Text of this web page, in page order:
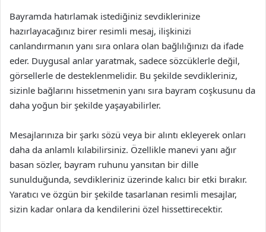
Bayramda hatırlamak istediğiniz sevdiklerinize
hazırlayacağınız birer resimli mesaj, ilişkinizi
canlandırmanın yanı sıra onlara olan bağlılığınızı da ifade
eder. Duygusal anlar yaratmak, sadece sözcüklerle değil,
görsellerle de desteklenmelidir. Bu şekilde sevdikleriniz,
sizinle bağlarını hissetmenin yanı sıra bayram coşkusunu da
daha yoğun bir şekilde yaşayabilirler.
Mesajlarınıza bir şarkı sözü veya bir alıntı ekleyerek onları
daha da anlamlı kılabilirsiniz. Özellikle manevi yanı ağır
basan sözler, bayram ruhunu yansıtan bir dille
sunulduğunda, sevdikleriniz üzerinde kalıcı bir etki bırakır.
Yaratıcı ve özgün bir şekilde tasarlanan resimli mesajlar,
sizin kadar onlara da kendilerini özel hissettirecektir.